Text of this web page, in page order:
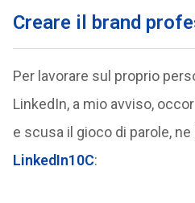
Creare il brand
Per lavorare sul proprio
LinkedIn, a mio avviso,
e scusa il gioco di parole,
LinkedIn10C: